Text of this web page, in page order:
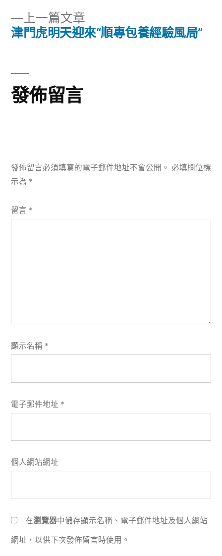
導
上一篇文章
一
津門虎明天迎來“順專包養經驗風局”
發佈留言
發佈留言必須填寫的電子郵件地址不會公開。 必填欄位標
示為 *
留言 *
顯示名稱 *
電子郵件地址 *
個人網站網址
在瀏覽器中儲存顯示名稱、電子郵件地址及個人網站
網址，以供下次發佈留言時使用。